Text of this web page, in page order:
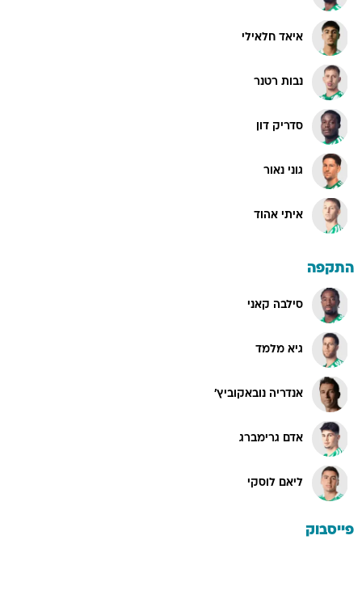
איאד חלאילי
נבות רטנר
סדריק דון
גוני נאור
איתי אהוד
התקפה
סילבה קאני
גיא מלמד
אנדריה נובאקוביץ'
אדם גרימברג
ליאם לוסקי
פייסבוק